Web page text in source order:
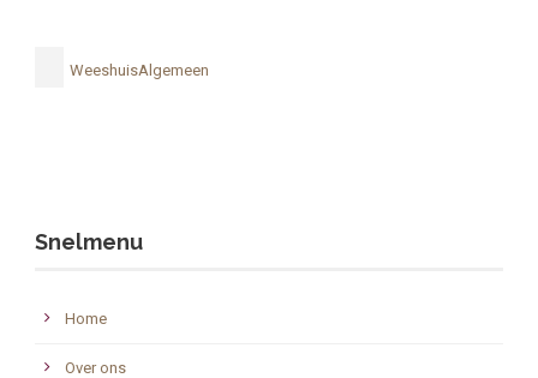
WeeshuisAlgemeen
Snelmenu
Home
Over ons